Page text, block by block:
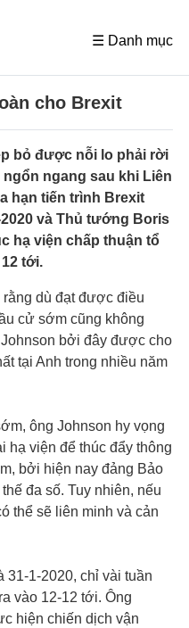
☰ Danh mục
cho Brexit
bỏ được nỗi lo phải rời
ngang sau khi Liên
hạn tiến trình Brexit
và Thủ tướng Boris
hạ viện chấp thuận tổ
tới.
dù đạt được điều
cử sớm cũng không
bởi đây được cho
tại Anh trong nhiều năm
ông Johnson hy vọng
hạ viện để thúc đẩy thông
bởi hiện nay đảng Bảo
đa số. Tuy nhiên, nếu
thể sẽ liên minh và cản
31-1-2020, chỉ vài tuần
vào 12-12 tới. Ông
hiện chiến dịch vận